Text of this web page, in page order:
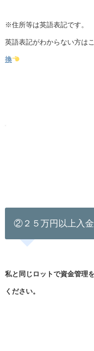
※住所等は英語表記です。
英語表記がわからない方は
換
②２５万円以上入金
私と同じロットで資金管理
ください。